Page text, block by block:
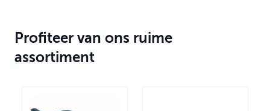
Profiteer van ons ruime
assortiment